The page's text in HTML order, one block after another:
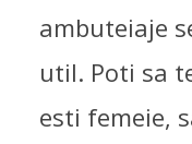
ambuteiaje
util. Poti sa
esti femeie,